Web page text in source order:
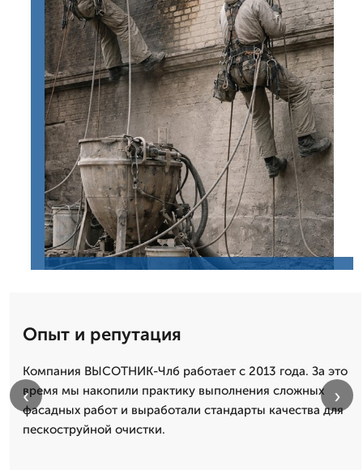
Опыт и репутация
Компания ВЫСОТНИК-Члб работает с 2013 года. За это
время мы накопили практику выполнения сложных
фасадных работ и выработали стандарты качества для
пескоструйной очистки.
‹ ›